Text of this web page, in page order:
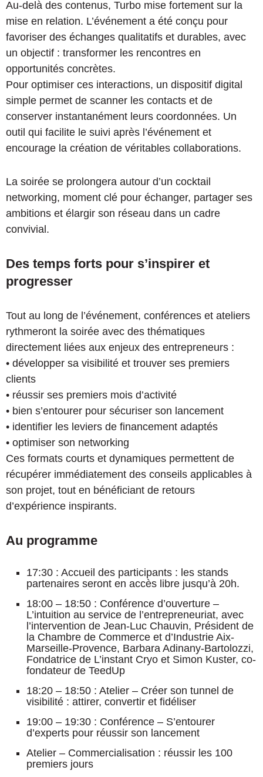
Au-delà des contenus, Turbo mise fortement sur la
mise en relation. L’événement a été conçu pour
favoriser des échanges qualitatifs et durables, avec
un objectif : transformer les rencontres en
opportunités concrètes.
Pour optimiser ces interactions, un dispositif digital
simple permet de scanner les contacts et de
conserver instantanément leurs coordonnées. Un
outil qui facilite le suivi après l’événement et
encourage la création de véritables collaborations.
La soirée se prolongera autour d’un cocktail
networking, moment clé pour échanger, partager ses
ambitions et élargir son réseau dans un cadre
convivial.
Des temps forts pour s’inspirer et
progresser
Tout au long de l’événement, conférences et ateliers
rythmeront la soirée avec des thématiques
directement liées aux enjeux des entrepreneurs :
• développer sa visibilité et trouver ses premiers
clients
• réussir ses premiers mois d’activité
• bien s’entourer pour sécuriser son lancement
• identifier les leviers de financement adaptés
• optimiser son networking
Ces formats courts et dynamiques permettent de
récupérer immédiatement des conseils applicables à
son projet, tout en bénéficiant de retours
d’expérience inspirants.
Au programme
17:30 : Accueil des participants : les stands
partenaires seront en accès libre jusqu’à 20h.
18:00 – 18:50 : Conférence d’ouverture –
L’intuition au service de l’entrepreneuriat, avec
l’intervention de Jean-Luc Chauvin, Président de
la Chambre de Commerce et d’Industrie Aix-
Marseille-Provence, Barbara Adinany-Bartolozzi,
Fondatrice de L’instant Cryo et Simon Kuster, co-
fondateur de TeedUp
18:20 – 18:50 : Atelier – Créer son tunnel de
visibilité : attirer, convertir et fidéliser
19:00 – 19:30 : Conférence – S’entourer
d’experts pour réussir son lancement
Atelier – Commercialisation : réussir les 100
premiers jours